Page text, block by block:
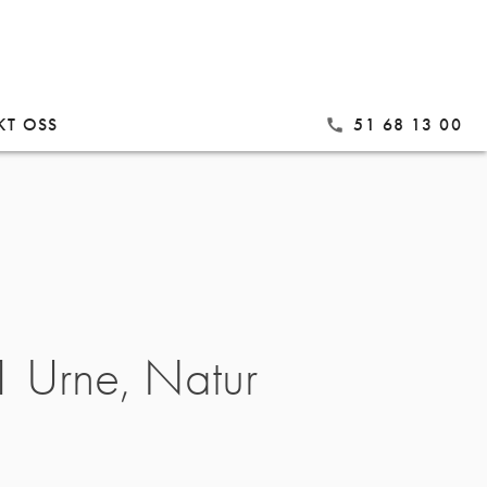
OSS call 51 68 13 00
Natur